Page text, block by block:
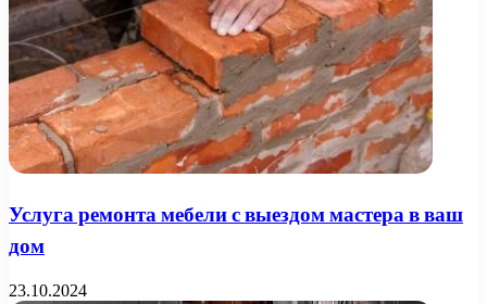
Услуга ремонта мебели с выездом мастера в ваш
дом
23.10.2024